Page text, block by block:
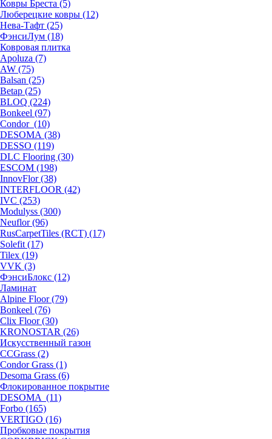
Ковры Бреста (5)
Люберецкие ковры (12)
Нева-Тафт (25)
ФэнсиЛум (18)
Ковровая плитка
Apoluza (7)
AW (75)
Balsan (25)
Betap (25)
BLOQ (224)
Bonkeel (97)
Condor (10)
DESOMA (38)
DESSO (119)
DLC Flooring (30)
ESCOM (198)
InnovFlor (38)
INTERFLOOR (42)
IVC (253)
Modulyss (300)
Neuflor (96)
RusCarpetTiles (RCT) (17)
Solefit (17)
Tilex (19)
VVK (3)
ФэнсиБлокс (12)
Ламинат
Alpine Floor (79)
Bonkeel (76)
Clix Floor (30)
KRONOSTAR (26)
Искусственный газон
CCGrass (2)
Condor Grass (1)
Desoma Grass (6)
Флокированное покрытие
DESOMA (11)
Forbo (165)
VERTIGO (16)
Пробковые покрытия